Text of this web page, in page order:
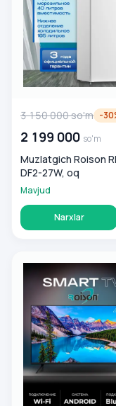
3 150 000so'm -30
2 199 000 so'm
Muzlatgich Roison
DF2-27W, oq
Mavjud
Narxlar
Televizor Roison RE